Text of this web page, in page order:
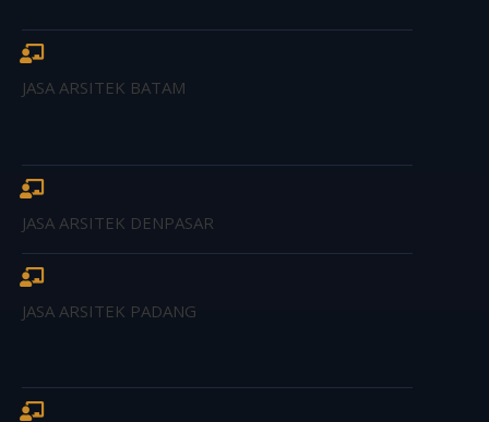
JASA ARSITEK BATAM
JASA ARSITEK DENPASAR
JASA ARSITEK PADANG